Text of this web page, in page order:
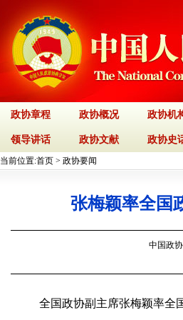
政协章程 政协概况 政协机
领导讲话 政协文献 政协史
当前位置:首页 > 政协要闻
张梅颖率全国
中国政
全国政协副主席张梅颖率全